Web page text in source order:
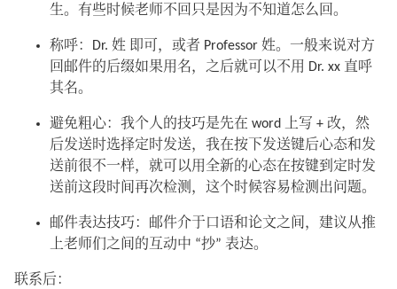
生。有些时候老师不回只是因为不知道怎么回。
称呼：Dr. 姓 即可，或者 Professor 姓。一般来说对方
回邮件的后缀如果用名，之后就可以不用 Dr. xx 直呼
其名。
避免粗心：我个人的技巧是先在 word 上写 + 改，然
后发送时选择定时发送，我在按下发送键后心态和发
送前很不一样，就可以用全新的心态在按键到定时发
送前这段时间再次检测，这个时候容易检测出问题。
邮件表达技巧：邮件介于口语和论文之间，建议从推
上老师们之间的互动中 “抄” 表达。
联系后：